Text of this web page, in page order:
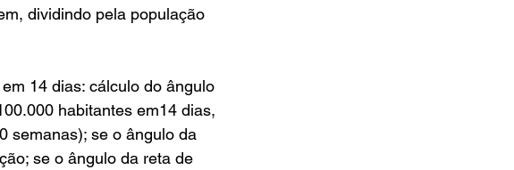
dividindo pela população
14 dias: cálculo do ângulo
habitantes em14 dias,
semanas); se o ângulo da
se o ângulo da reta de